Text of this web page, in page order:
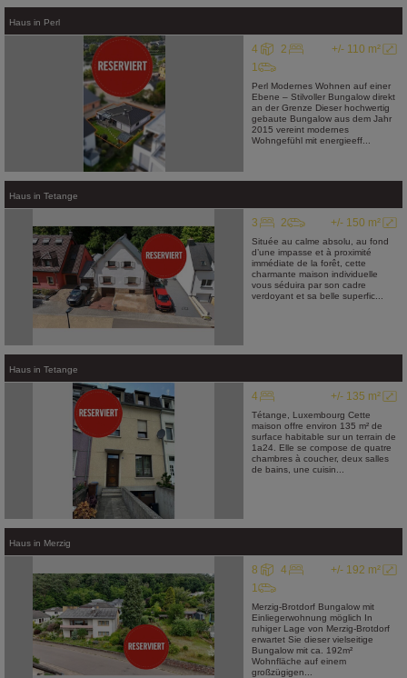
Haus in Perl
+/- 110 m²
4
2
1
Perl Modernes Wohnen auf einer
Ebene – Stilvoller Bungalow direkt
an der Grenze Dieser hochwertig
gebaute Bungalow aus dem Jahr
2015 vereint modernes
Wohngefühl mit energieeff...
Haus in Tetange
+/- 150 m²
3 2
Située au calme absolu, au fond
d’une impasse et à proximité
immédiate de la forêt, cette
charmante maison individuelle
vous séduira par son cadre
verdoyant et sa belle superfic...
Haus in Tetange
+/- 135 m²
4
Tétange, Luxembourg Cette
maison offre environ 135 m² de
surface habitable sur un terrain de
1a24. Elle se compose de quatre
chambres à coucher, deux salles
de bains, une cuisin...
Haus in Merzig
+/- 192 m²
8
4
1
Merzig-Brotdorf Bungalow mit
Einliegerwohnung möglich In
ruhiger Lage von Merzig-Brotdorf
erwartet Sie dieser vielseitige
Bungalow mit ca. 192m²
Wohnfläche auf einem
großzügigen...